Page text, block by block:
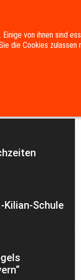
Kilian-Schule
von ihnen sind
die Cookies